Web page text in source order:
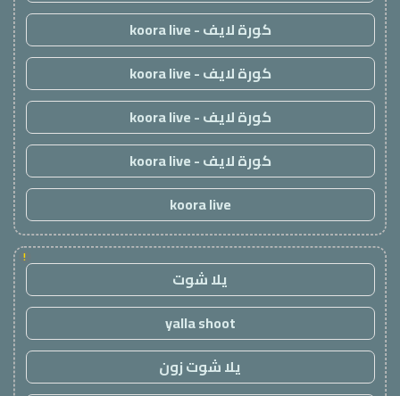
كورة لايف - koora live
كورة لايف - koora live
كورة لايف - koora live
كورة لايف - koora live
koora live
!
يلا شوت
yalla shoot
يلا شوت زون